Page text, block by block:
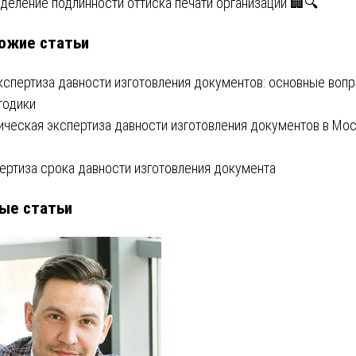
статьи
давности изготовления документов: основные
экспертиза давности изготовления документов в
срока давности изготовления документа
статьи